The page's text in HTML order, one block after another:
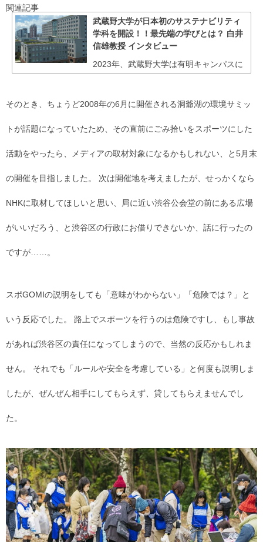
関連記事
武蔵野大学が日本初のサステナビリティ
学科を開設！！最先端の学びとは？ 白井
信雄教授 インタビュー
2023年、武蔵野大学は有明キャンパスに
そのとき、ちょうど2008年の6月に開催される洞爺湖の環境サミッ
トが話題になっていたため、その直前にごみ拾いをスポーツにした
活動をやったら、メディアの取材対象になるかもしれない、と5月末
の開催を目指しました。 次は開催地を考えましたが、せっかくなら
NHKに取材してほしいと思い、局に近い渋谷公会堂の前にある広場
がいいだろう、と渋谷区の行政にお借りできないか、話に行ったの
ですが……。
スポGOMIの説明をしても「意味がわからない」「危険では？」と
いう反応でした。 路上でスポーツを行うのは危険ですし、もし事故
があれば渋谷区の責任になってしまうので、当然の反応かもしれま
せん。 それでも「ルールや安全を考慮している」と何度も説明しま
したが、ぜんぜん相手にしてもらえず、貸してもらえませんでし
た。